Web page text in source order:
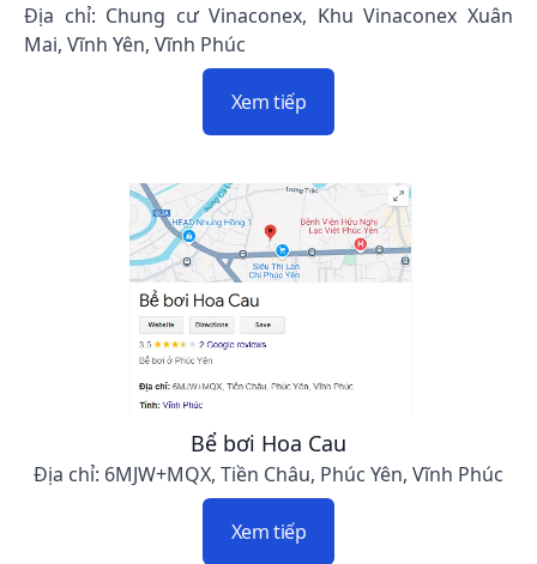
Địa chỉ: Chung cư Vinaconex, Khu Vinaconex Xuân
Mai, Vĩnh Yên, Vĩnh Phúc
Xem tiếp
Bể bơi Hoa Cau
Địa chỉ: 6MJW+MQX, Tiền Châu, Phúc Yên, Vĩnh Phúc
Xem tiếp